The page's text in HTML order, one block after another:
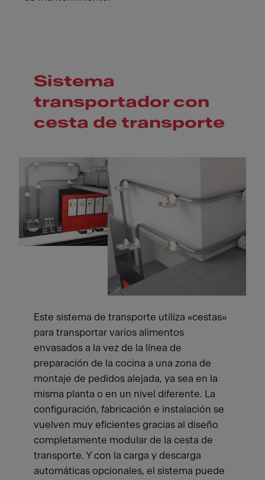
Sistema
transportador con
cesta de transporte
Este sistema de transporte utiliza «cestas»
para transportar varios alimentos
envasados a la vez de la línea de
preparación de la cocina a una zona de
montaje de pedidos alejada, ya sea en la
misma planta o en un nivel diferente. La
configuración, fabricación e instalación se
vuelven muy eficientes gracias al diseño
completamente modular de la cesta de
transporte. Y con la carga y descarga
automáticas opcionales, el sistema puede